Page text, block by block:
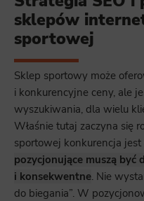
sklepów
sportowej
Sklep sportowy może
i konkurencyjne ceny, ale
wyszukiwania, dla wielu
Właśnie tutaj zaczyna się
sportowej konkurencja
pozycjonujące muszą być
i konsekwentne. Nie
do biegania”. W